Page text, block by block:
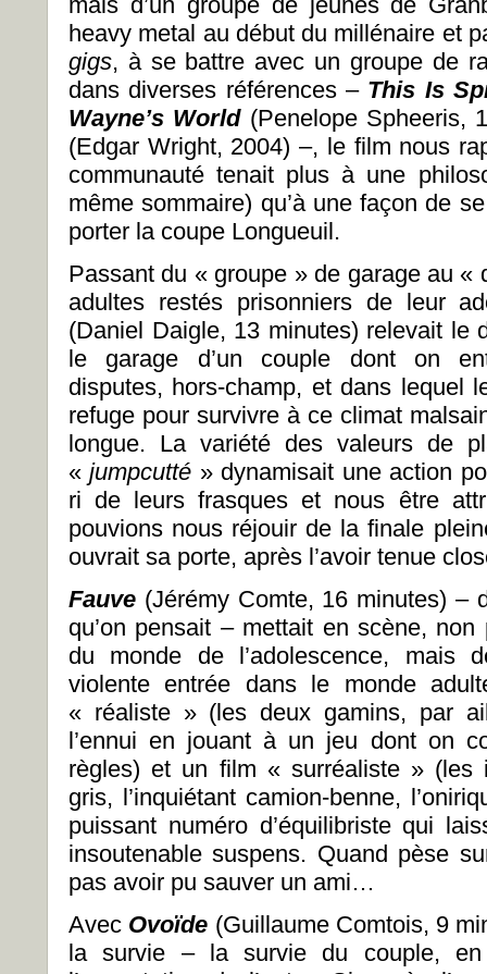
heavy metal au début du millénaire et
gigs, à se battre avec un groupe de
dans diverses références – This Is
Wayne’s World (Penelope Spheeris,
(Edgar Wright, 2004) –, le film nous
communauté tenait plus à une
même sommaire) qu’à une façon de
porter la coupe Longueuil.
Passant du « groupe » de garage au «
adultes restés prisonniers de leur
(Daniel Daigle, 13 minutes) relevait le
le garage d’un couple dont on
disputes, hors-champ, et dans lequel
refuge pour survivre à ce climat
longue. La variété des valeurs de
«jumpcutté » dynamisait une action
ri de leurs frasques et nous être
pouvions nous réjouir de la finale
ouvrait sa porte, après l’avoir tenue
Fauve (Jérémy Comte, 16 minutes) –
qu’on pensait – mettait en scène,
du monde de l’adolescence, mais
violente entrée dans le monde
« réaliste » (les deux gamins, par
l’ennui en jouant à un jeu dont on
règles) et un film « surréaliste » (les
gris, l’inquiétant camion-benne,
puissant numéro d’équilibriste qui
insoutenable suspens. Quand pèse
pas avoir pu sauver un ami…
Avec Ovoïde (Guillaume Comtois, 9
la survie – la survie du couple, en